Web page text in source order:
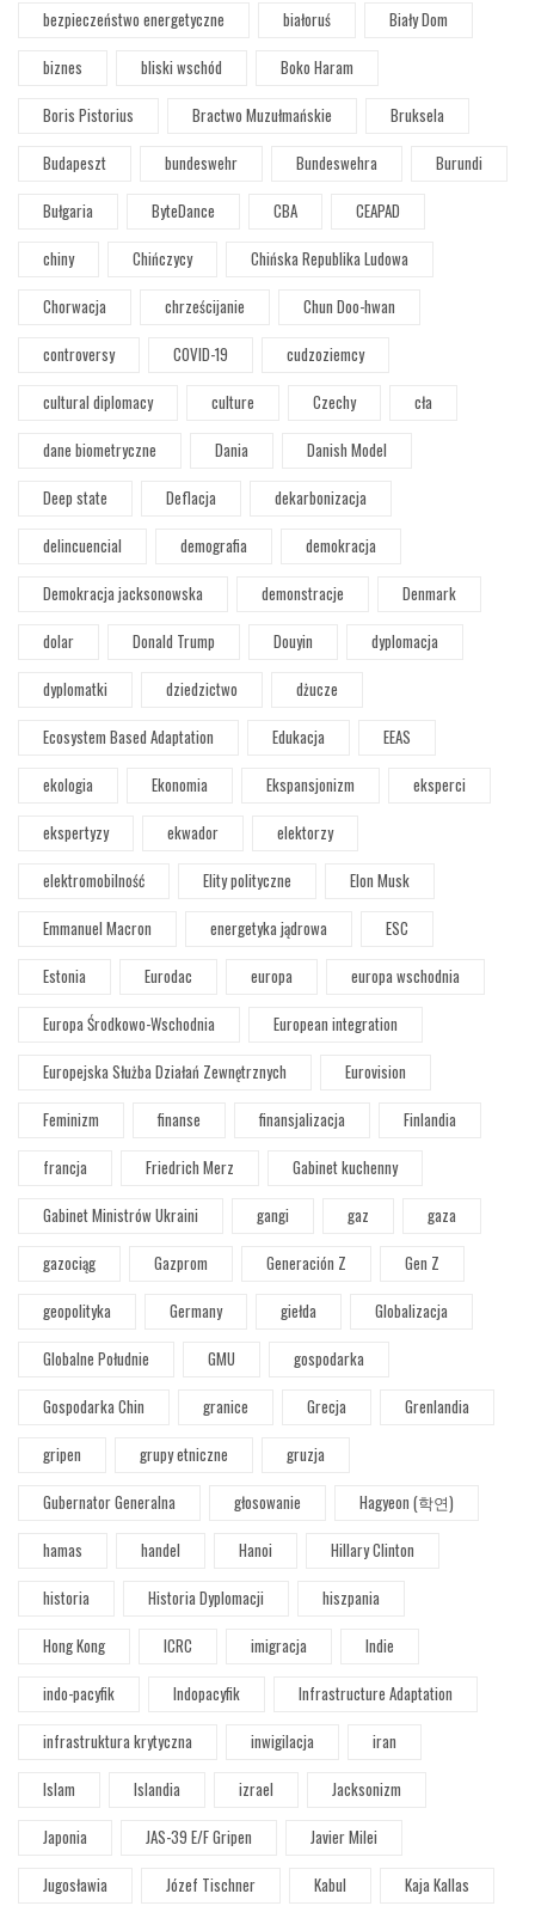
bezpieczeństwo energetyczne białoruś
Biały Dom
biznes
bliski wschód
Boko Haram
Boris Pistorius
Bractwo Muzułmańskie
Bruksela
Budapeszt
bundeswehr Bundeswehra
Burundi
Bułgaria
ByteDance CBA
CEAPAD
chiny
Chińczycy
Chińska Republika Ludowa
Chorwacja
chrześcijanie
Chun Doo-hwan
controversy
COVID-19
cudzoziemcy
cultural diplomacy
culture Czechy
cła
dane biometryczne
Dania
Danish Model
Deep state
Deflacja
dekarbonizacja
delincuencial
demografia
demokracja
Demokracja jacksonowska
demonstracje
Denmark
dolar
Donald Trump Douyin
dyplomacja
dyplomatki
dziedzictwo
dżucze
Ecosystem Based Adaptation
Edukacja
EEAS
ekologia
Ekonomia Ekspansjonizm
eksperci
ekspertyzy
ekwador
elektorzy
elektromobilność
Elity polityczne
Elon Musk
Emmanuel Macron
energetyka jądrowa
ESC
Estonia
Eurodac europa
europa wschodnia
Europa Środkowo-Wschodnia
European integration
Europejska Służba Działań Zewnętrznych
Eurovision
Feminizm
finanse finansjalizacja
Finlandia
francja
Friedrich Merz
Gabinet kuchenny
Gabinet Ministrów Ukraini
gangi gaz
gaza
gazociąg
Gazprom Generación Z
Gen Z
geopolityka
Germany giełda
Globalizacja
Globalne Południe
GMU
gospodarka
Gospodarka Chin
granice Grecja
Grenlandia
gripen
grupy etniczne
gruzja
Gubernator Generalna
głosowanie
Hagyeon (학연)
hamas
handel Hanoi
Hillary Clinton
historia
Historia Dyplomacji
hiszpania
Hong Kong
ICRC imigracja
Indie
indo-pacyfik
Indopacyfik
Infrastructure Adaptation
infrastruktura krytyczna
inwigilacja
iran
Islam
Islandia izrael
Jacksonizm
Japonia
JAS-39 E/F Gripen
Javier Milei
Jugosławia
Józef Tischner Kabul
Kaja Kallas